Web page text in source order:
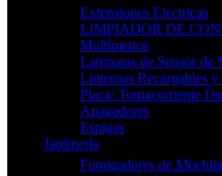
Extensiones Electricas
LIMPIADOR DE
Multímetros
Lamparas de Sensor de
Linternas Recargables y
Placa/ Tomacorriente
Apagadores
Espigas
Jardinería
Fumigadores de